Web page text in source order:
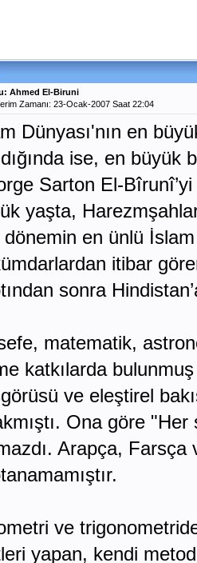
Ahmed El-Biruni
Zamanı: 23-Ocak-2007 Saat 22:04
Dünyası'nın en
ise, en
Sarton El-
yaşta,
dönemin en ünlü
itibar
sonra
matematik,
katkılarda
ve eleştirel
Ona göre
Arapça, Farsça
ve
yapan, kendi